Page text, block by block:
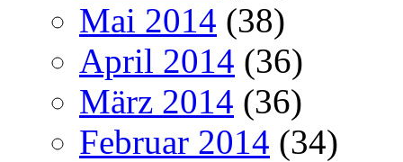
Mai 2014 (38)
April 2014 (36)
März 2014 (36)
Februar 2014 (34)